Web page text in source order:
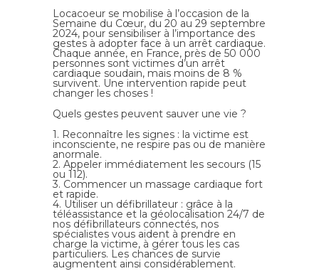
Locacoeur se mobilise à l’occasion de la
Semaine du Cœur, du 20 au 29 septembre
2024, pour sensibiliser à l’importance des
gestes à adopter face à un arrêt cardiaque.
Chaque année, en France, près de 50 000
personnes sont victimes d’un arrêt
cardiaque soudain, mais moins de 8 %
survivent. Une intervention rapide peut
changer les choses !
Quels gestes peuvent sauver une vie ?
1. Reconnaître les signes : la victime est
inconsciente, ne respire pas ou de manière
anormale.
2. Appeler immédiatement les secours (15
ou 112).
3. Commencer un massage cardiaque fort
et rapide.
4. Utiliser un défibrillateur : grâce à la
téléassistance et la géolocalisation 24/7 de
nos défibrillateurs connectés, nos
spécialistes vous aident à prendre en
charge la victime, à gérer tous les cas
particuliers. Les chances de survie
augmentent ainsi considérablement.